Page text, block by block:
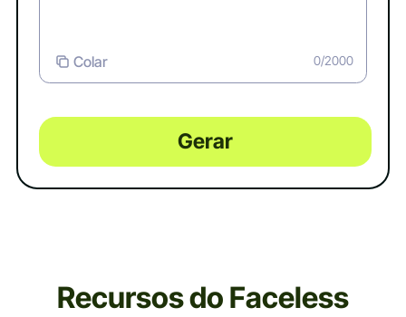
Colar 0/2000
Gerar
Recursos do Faceless